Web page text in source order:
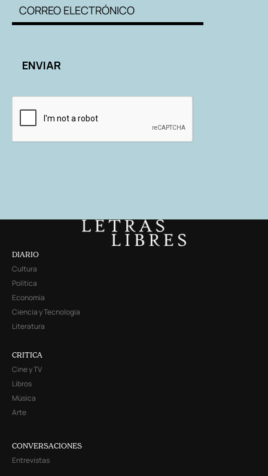
DIARIO
Cultura
Política
Economía
Ciencia y Tecnología
Literatura
CRITICA
Cine y TV
Libros
Música
Arte
CONVERSACIONES
Entrevistas